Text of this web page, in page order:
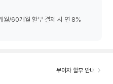
월/60개월 할부 결제 시 연 8%
무이자 할부 안내